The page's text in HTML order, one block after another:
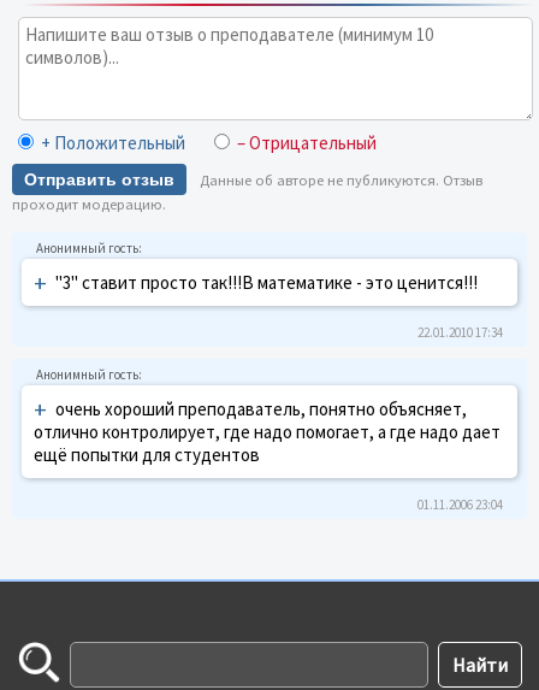
+ Положительный – Отрицательный
Отправить отзыв
Данные об авторе не публикуются. Отзыв
проходит модерацию.
+ "3" ставит просто так!!!В математике - это ценится!!!
22.01.2010 17:34
+ очень хороший преподаватель, понятно объясняет,
отлично контролирует, где надо помогает, а где надо дает
ещё попытки для студентов
01.11.2006 23:04